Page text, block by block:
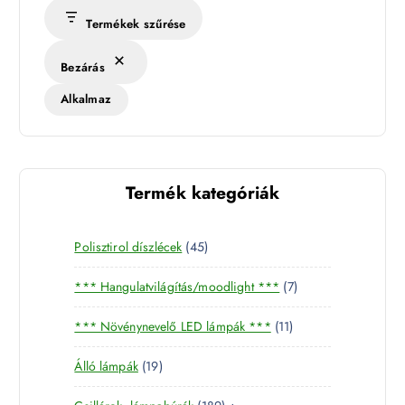
Termékek szűrése
Bezárás
Alkalmaz
Termék kategóriák
Polisztirol díszlécek 454
5
t
e
r
m
k
*** Hangulatvilágítás/moodlight *** 77
t
r
é
*** Növénynevelő LED lámpák *** 111
1
e
Álló lámpák 191
9